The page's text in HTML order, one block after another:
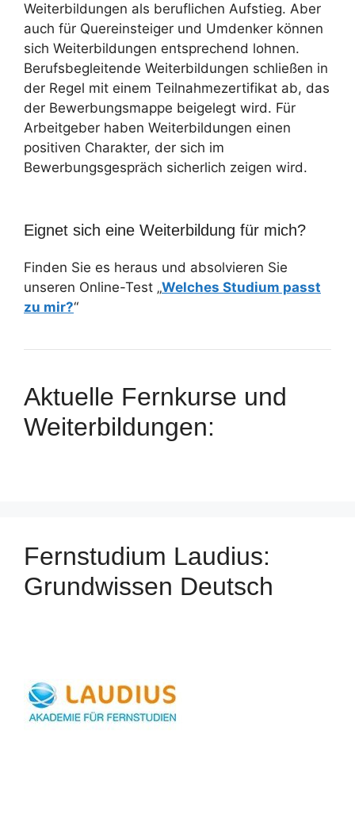
Weiterbildungen als beruflichen Aufstieg. Aber
auch für Quereinsteiger und Umdenker können
sich Weiterbildungen entsprechend lohnen.
Berufsbegleitende Weiterbildungen schließen in
der Regel mit einem Teilnahmezertifikat ab, das
der Bewerbungsmappe beigelegt wird. Für
Arbeitgeber haben Weiterbildungen einen
positiven Charakter, der sich im
Bewerbungsgespräch sicherlich zeigen wird.
Eignet sich eine Weiterbildung für mich?
Finden Sie es heraus und absolvieren Sie
unseren Online-Test „Welches Studium passt
zu mir?“
Aktuelle Fernkurse und
Weiterbildungen:
Fernstudium Laudius:
Grundwissen Deutsch